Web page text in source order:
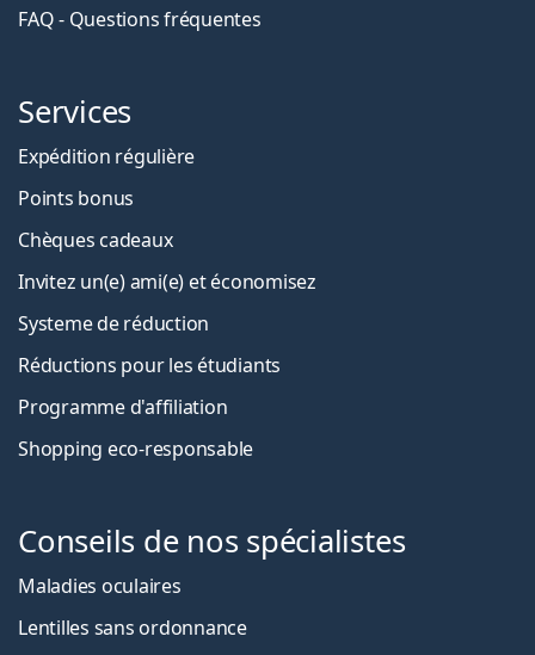
FAQ - Questions fréquentes
Services
Expédition régulière
Points bonus
Chèques cadeaux
Invitez un(e) ami(e) et économisez
Systeme de réduction
Réductions pour les étudiants
Programme d'affiliation
Shopping eco-responsable
Conseils de nos spécialistes
Maladies oculaires
Lentilles sans ordonnance